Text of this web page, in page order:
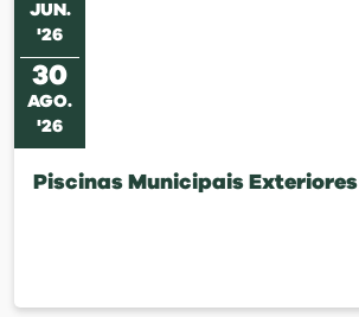
JUN .
'26
30
AGO.
'26
Piscinas Municipais Exteriores